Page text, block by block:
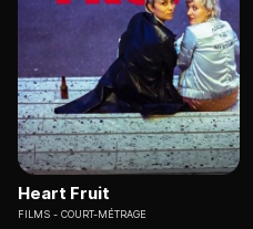
Heart Fruit
FILMS COURT-MÉTRAGE